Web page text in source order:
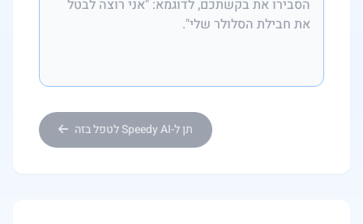
תן ל-Speedy AI לטפל בזה